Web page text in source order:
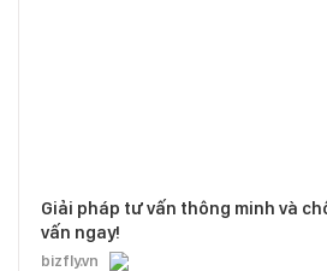
Giải pháp tư vấn thông minh và
vấn ngay!
bizfly.vn